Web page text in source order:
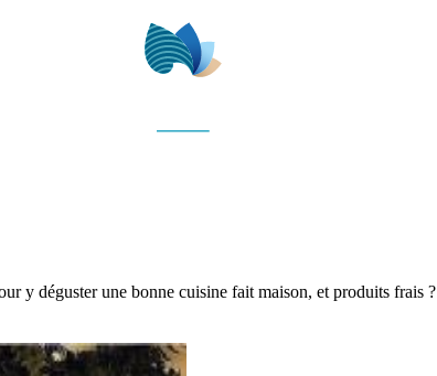
y déguster une bonne cuisine fait maison, et produits frais ?